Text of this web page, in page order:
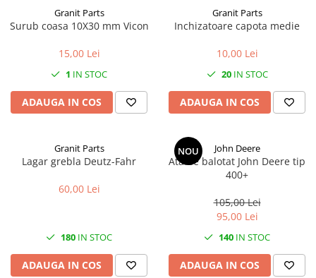
1.8.11. Ambreaje lamelare și
Granit Parts
Surub coasa 10X30 mm Vicon
15,00 Lei
1 IN STOC
ADAUGA IN COS
Granit Parts
Inchizatoare capota medie
10,00 Lei
20IN STOC
ADAUGA IN COS
Granit Parts
Lagar grebla Deutz-Fahr
60,00 Lei
180 IN STOC
ADAUGA IN COS
NOU John Deere
Ata de balotat John Deere tip
400+
105,00 Lei
95,00 Lei
140 IN STOC
ADAUGA IN COS